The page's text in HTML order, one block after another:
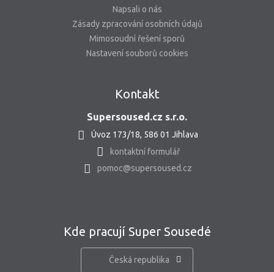
Napsali o nás
Zásady zpracování osobních údajů
Mimosoudní řešení sporů
Nastavení souborů cookies
Kontakt
Supersoused.cz s.r.o.
Úvoz 173/18, 586 01 Jihlava
kontaktní formulář
pomoc@supersoused.cz
Kde pracují Super Sousedé
Česká republika